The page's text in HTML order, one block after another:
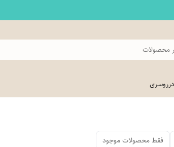
محصولات
روسری
فقط محصولات موجود